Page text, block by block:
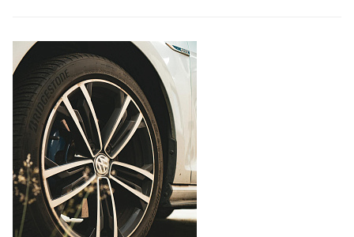
ШИНЫ
ДИСКИ
АККУМУЛЯТОРЫ